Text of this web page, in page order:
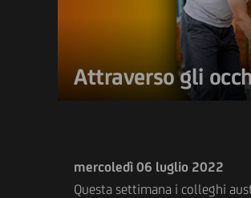
Attraverso gli
mercoledì 06 luglio 2022
Questa settimana i colleghi